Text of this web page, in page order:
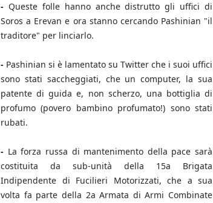
- Queste folle hanno anche distrutto gli uffici di
Soros a Erevan e ora stanno cercando Pashinian "il
traditore" per linciarlo.
- Pashinian si è lamentato su Twitter che i suoi uffici
sono stati saccheggiati, che un computer, la sua
patente di guida e, non scherzo, una bottiglia di
profumo (povero bambino profumato!) sono stati
rubati.
- La forza russa di mantenimento della pace sarà
costituita da sub-unità della 15a Brigata
Indipendente di Fucilieri Motorizzati, che a sua
volta fa parte della 2a Armata di Armi Combinate